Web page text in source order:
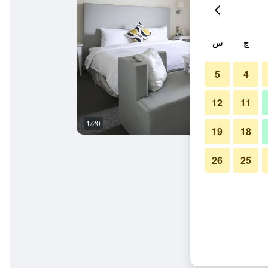
1/20
ج س
4
5
11
12
18
19
25
26